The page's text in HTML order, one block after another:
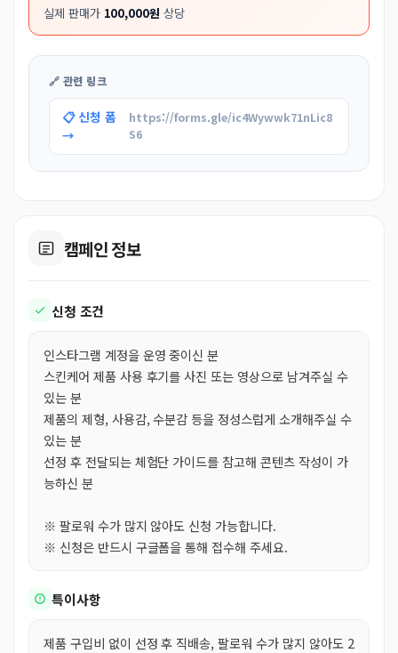
실제 판매가 100,000원 상당
🔗 관련 링크
📋 신청 폼
→
https://forms.gle/ic4Wywwk71nLic8
S6
캠페인 정보
신청 조건
인스타그램 계정을 운영 중이신 분
스킨케어 제품 사용 후기를 사진 또는 영상으로 남겨주실 수
있는 분
제품의 제형, 사용감, 수분감 등을 정성스럽게 소개해주실 수
있는 분
선정 후 전달되는 체험단 가이드를 참고해 콘텐츠 작성이 가
능하신 분
※ 팔로워 수가 많지 않아도 신청 가능합니다.
※ 신청은 반드시 구글폼을 통해 접수해 주세요.
특이사항
제품 구입비 없이 선정 후 직배송, 팔로워 수가 많지 않아도 2